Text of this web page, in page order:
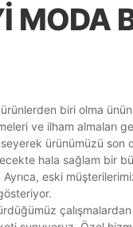
MODA
biri olma
ve ilham
ürünümüzü son
hala sağlam bir
eski